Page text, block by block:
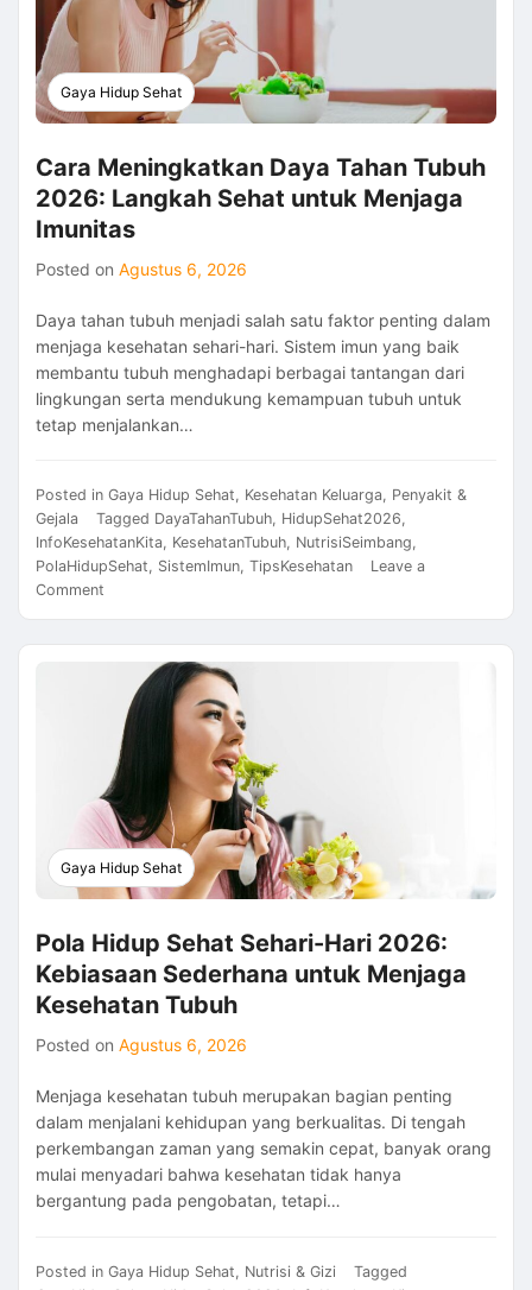
Gaya Hidup Sehat
Cara Meningkatkan Daya Tahan Tubuh
2026: Langkah Sehat untuk Menjaga
Imunitas
Posted on Agustus 6, 2026
Daya tahan tubuh menjadi salah satu faktor penting dalam
menjaga kesehatan sehari-hari. Sistem imun yang baik
membantu tubuh menghadapi berbagai tantangan dari
lingkungan serta mendukung kemampuan tubuh untuk
tetap menjalankan…
Posted in Gaya Hidup Sehat, Kesehatan Keluarga, Penyakit &
Gejala
Tagged DayaTahanTubuh, HidupSehat2026,
InfoKesehatanKita, KesehatanTubuh, NutrisiSeimbang,
PolaHidupSehat, SistemImun, TipsKesehatan
Leave a
Comment
Tahan
Tubuh
2026:
Langkah
Sehat
untuk
Menjaga
Imunitas
Gaya Hidup Sehat
Pola Hidup Sehat Sehari-Hari 2026:
Kebiasaan Sederhana untuk Menjaga
Kesehatan Tubuh
Posted on Agustus 6, 2026
Menjaga kesehatan tubuh merupakan bagian penting
dalam menjalani kehidupan yang berkualitas. Di tengah
perkembangan zaman yang semakin cepat, banyak orang
mulai menyadari bahwa kesehatan tidak hanya
bergantung pada pengobatan, tetapi…
Posted in Gaya Hidup Sehat, Nutrisi & Gizi
Tagged